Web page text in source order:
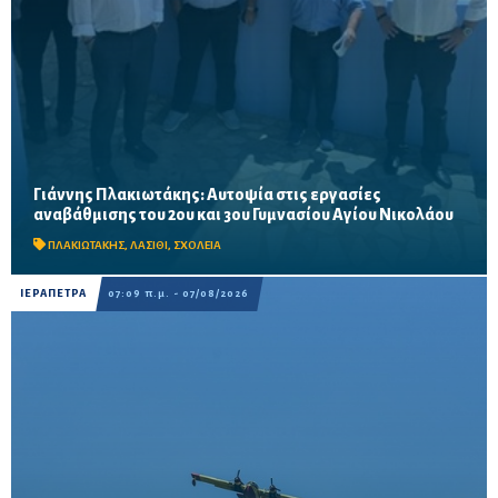
Γιάννης Πλακιωτάκης: Αυτοψία στις εργασίες
αναβάθμισης του 2ου και 3ου Γυμνασίου Αγίου Νικολάου
ΠΛΑΚΙΩΤΑΚΗΣ, ΛΑΣΙΘΙ, ΣΧΟΛΕΙΑ
Οι παρεμβάσεις του προγράμματος «Μαριέττα Γιαννάκου»
αναμένεται να ολοκληρωθούν πριν από τη νέα σχολική χρονιά –
Προβλέπονται ανακαινίσεις αιθουσών, αύλειων και...
ΙΕΡΑΠΕΤΡΑ 07:09 π.μ. - 07/08/2026